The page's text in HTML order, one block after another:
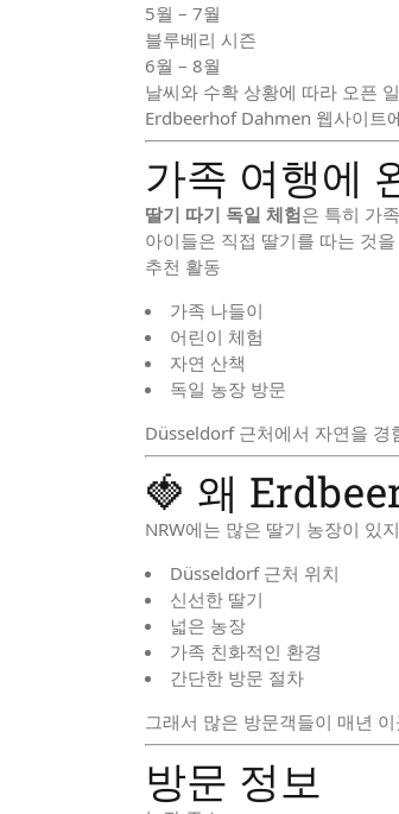
5월 – 7월
블루베리 시즌
6월 – 8월
날씨와 수확 상황에 따라 오픈
Erdbeerhof Dahmen 웹사이트
가족 여행에
딸기 따기 독일 체험은 특히 가
아이들은 직접 딸기를 따는 것
추천 활동
가족 나들이
어린이 체험
자연 산책
독일 농장 방문
Düsseldorf 근처에서 자연을
🍓 왜
NRW에는 많은 딸기 농장이 있
Düsseldorf 근처 위치
신선한 딸기
넓은 농장
가족 친화적인 환경
간단한 방문 절차
그래서 많은 방문객들이 매년
방문 정보